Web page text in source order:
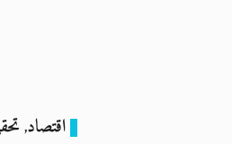
اقتصاد,